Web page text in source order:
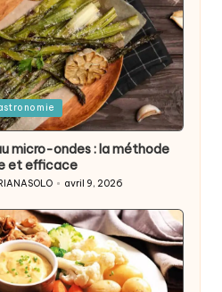
micro-ondes : la méthode
et efficace
avril 9, 2026